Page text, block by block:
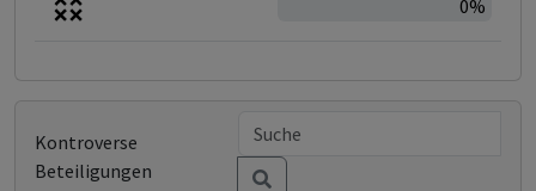
0%
Kontroverse
Beteiligungen